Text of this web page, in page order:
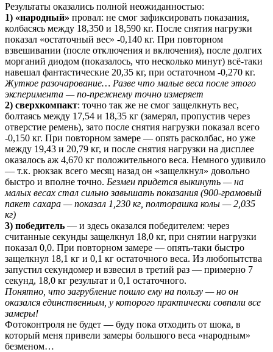
Результаты оказались полной неожиданностью:
1) «народный» провал: не смог зафиксировать показания,
колбасясь между 18,350 и 18,590 кг. После снятия нагрузки
показал «остаточный вес» -0,140 кг. При повторном
взвешивании (после отключения и включения), после долгих
морганий диодом (показалось, что несколько минут) всё-таки
навешал фантастические 20,35 кг, при остаточном -0,270 кг.
Жуткое разочарование… Разве что малые веса после этого
эксперимента — по-прежнему точно измеряет
2) сверхкомпакт: точно так же не смог защелкнуть вес,
болтаясь между 17,54 и 18,35 кг (замерял, пропустив через
отверстие ремень), зато после снятия нагрузки показал всего
-0,150 кг. При повторном замере — опять расколбас, но уже
между 19,43 и 20,79 кг, и после снятия нагрузки на дисплее
оказалось аж 4,670 кг положительного веса. Немного удивило
— т.к. рюкзак всего месяц назад он «защелкнул» довольно
быстро и вполне точно. Безмен придется выкинуть — на
малых весах стал сильно завышать показания (900-грамовый
пакет сахара — показал 1,230 кг, полторашка колы — 2,035
кг)
3) победитель — и здесь оказался победителем: через
считанные секунды защелкнул 18,0 кг, при снятии нагрузки
показал 0,0. При повторном замере — опять-таки быстро
защелкнул 18,1 кг и 0,1 кг остаточного веса. Из любопытства
запустил секундомер и взвесил в третий раз — примерно 7
секунд, 18,0 кг результат и 0,1 остаточного.
Понятно, что загрубление пошло ему на пользу — но он
оказался единственным, у которого практически совпали все
замеры!
Фотоконтроля не будет — буду пока отходить от шока, в
который меня привели замеры большого веса «народным»
безменом…